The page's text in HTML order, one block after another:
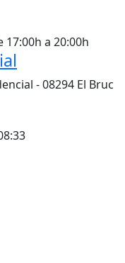
a 20:00h
- 08294 El Bruc